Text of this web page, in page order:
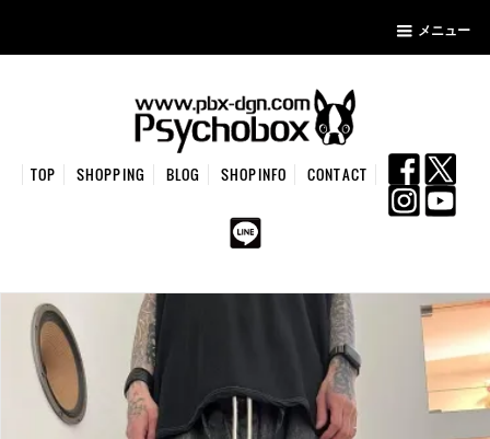
メニュー
TOP SHOPPING BLOG SHOPINFO CONTACT